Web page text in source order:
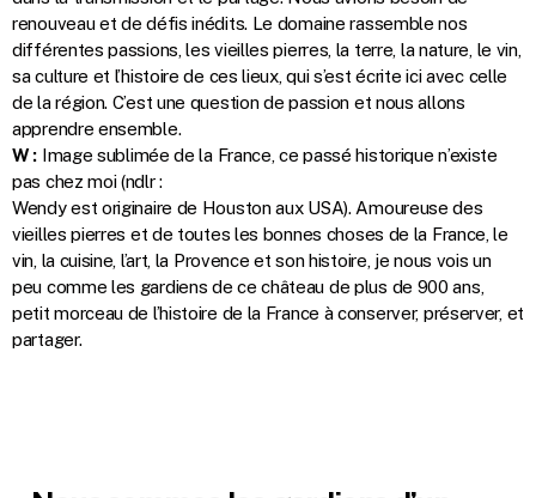
renouveau et de défis inédits. Le domaine rassemble nos
différentes passions, les vieilles pierres, la terre, la nature, le vin,
sa culture et l’histoire de ces lieux, qui s’est écrite ici avec celle
de la région. C’est une question de passion et nous allons
apprendre ensemble.
W : Image sublimée de la France, ce passé historique n’existe
pas chez moi (ndlr :
Wendy est originaire de Houston aux USA). Amoureuse des
vieilles pierres et de toutes les bonnes choses de la France, le
vin, la cuisine, l’art, la Provence et son histoire, je nous vois un
peu comme les gardiens de ce château de plus de 900 ans,
petit morceau de l’histoire de la France à conserver, préserver, et
partager.